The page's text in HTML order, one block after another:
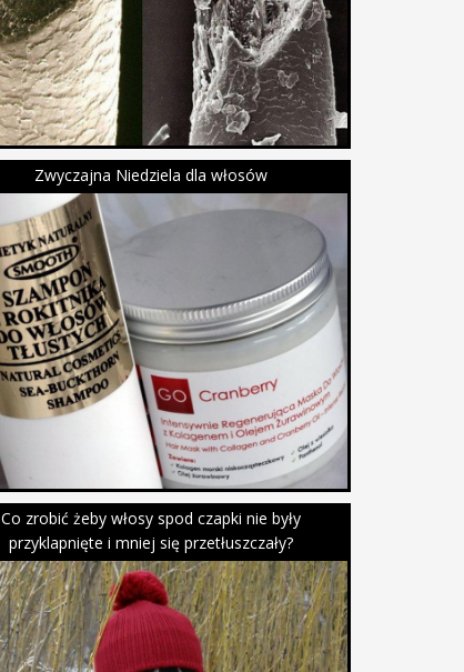
Zwyczajna Niedziela dla włosów
Co zrobić żeby włosy spod czapki nie były
przyklapnięte i mniej się przetłuszczały?